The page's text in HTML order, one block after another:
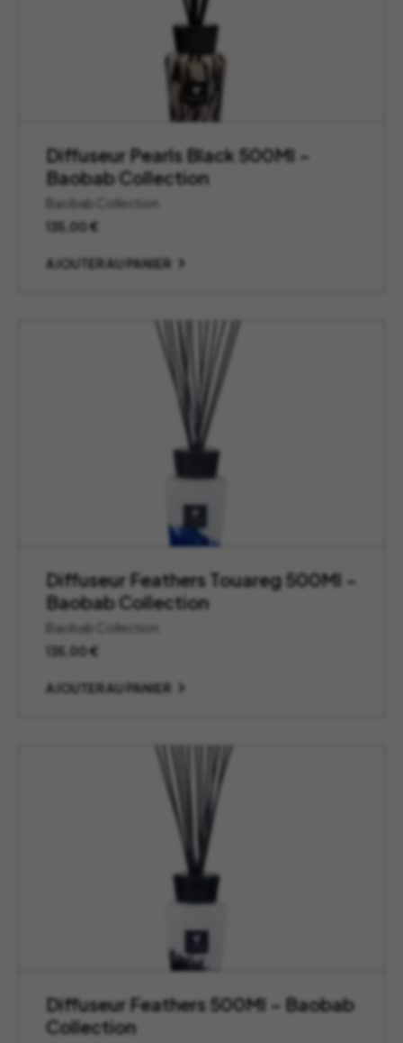
Diffuseur Pearls Black 500Ml –
Baobab Collection
Baobab Collection
135,00€
AJOUTER AU PANIER
Diffuseur Feathers Touareg 500Ml –
Baobab Collection
Baobab Collection
135,00€
AJOUTER AU PANIER
Diffuseur Feathers 500Ml – Baobab
Collection